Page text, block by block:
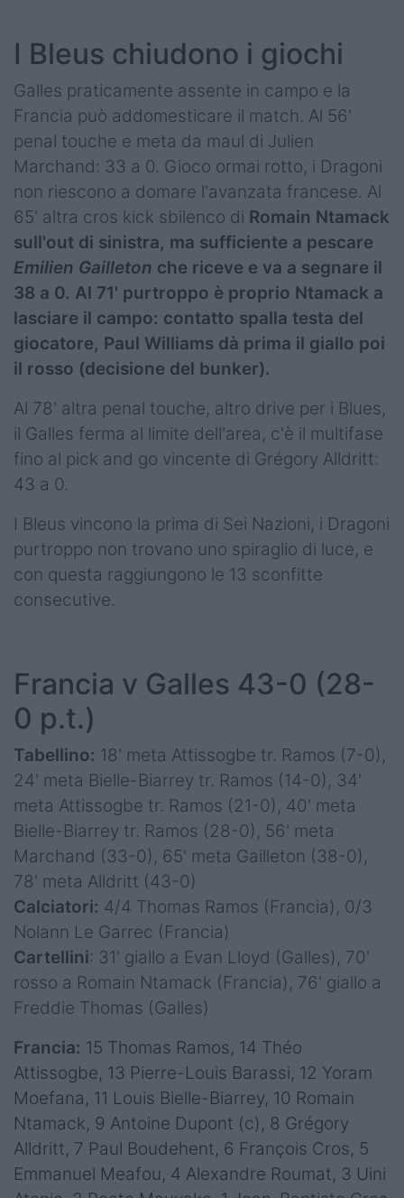
I Bleus chiudono i giochi
Galles praticamente assente in campo e la
Francia può addomesticare il match. Al 56'
penal touche e meta da maul di Julien
Marchand: 33 a 0. Gioco ormai rotto, i Dragoni
non riescono a domare l'avanzata francese. Al
65' altra cros kick sbilenco di Romain Ntamack
sull'out di sinistra, ma sufficiente a pescare
Emilien Gailleton che riceve e va a segnare il
38 a 0. Al 71' purtroppo è proprio Ntamack a
lasciare il campo: contatto spalla testa del
giocatore, Paul Williams dà prima il giallo poi
il rosso (decisione del bunker).
Al 78' altra penal touche, altro drive per i Blues,
il Galles ferma al limite dell'area, c'è il multifase
fino al pick and go vincente di Grégory Alldritt:
43 a 0.
I Bleus vincono la prima di Sei Nazioni, i Dragoni
purtroppo non trovano uno spiraglio di luce, e
con questa raggiungono le 13 sconfitte
consecutive.
Francia v Galles 43-0 (28-
0 p.t.)
Tabellino: 18' meta Attissogbe tr. Ramos (7-0),
24' meta Bielle-Biarrey tr. Ramos (14-0), 34'
meta Attissogbe tr. Ramos (21-0), 40' meta
Bielle-Biarrey tr. Ramos (28-0), 56' meta
Marchand (33-0), 65' meta Gailleton (38-0),
78' meta Alldritt (43-0)
Calciatori: 4/4 Thomas Ramos (Francia), 0/3
Nolann Le Garrec (Francia)
Cartellini: 31' giallo a Evan Lloyd (Galles), 70'
rosso a Romain Ntamack (Francia), 76' giallo a
Freddie Thomas (Galles)
Francia: 15 Thomas Ramos, 14 Théo
Attissogbe, 13 Pierre-Louis Barassi, 12 Yoram
Moefana, 11 Louis Bielle-Biarrey, 10 Romain
Ntamack, 9 Antoine Dupont (c), 8 Grégory
Alldritt, 7 Paul Boudehent, 6 François Cros, 5
Emmanuel Meafou, 4 Alexandre Roumat, 3 Uini